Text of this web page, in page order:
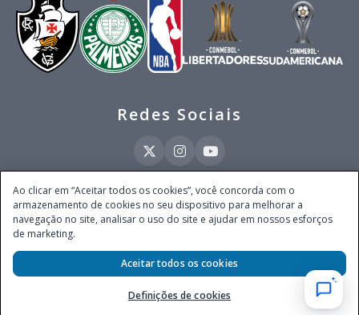
Redes Sociais
Este site é operado pela Ventmear Brasil LTDA (CNPJ 52.868.380/0001-84), com
endereço na Avenida Brigadeiro Faria Lima, nº 4.055, 3º andar, Itaim Bibi, no
Município de São Paulo, Estado de São Paulo, CEP 04538-133, Brasil - empresa
autorizada a operar apostas de quota fixa em todo território nacional pela
Secretaria de Prêmios e Apostas do Ministério da Fazenda, conforme Portaria nº
247, de 07.02.2025, publicada no DOU em 11.2.2025.
Ao clicar em “Aceitar todos os cookies”, você concorda com o
armazenamento de cookies no seu dispositivo para melhorar a
navegação no site, analisar o uso do site e ajudar em nossos esforços
de marketing.
Definições de cookies
Aceitar todos os cookies